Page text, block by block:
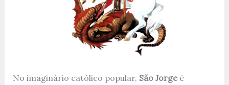
No imaginário católico popular, São Jorgeé